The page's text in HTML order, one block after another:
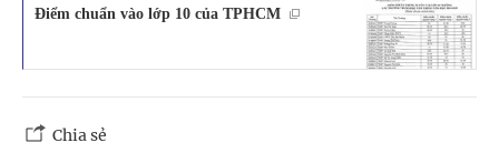
Điểm chuẩn vào lớp 10 của TPHCM
Chia sẻ